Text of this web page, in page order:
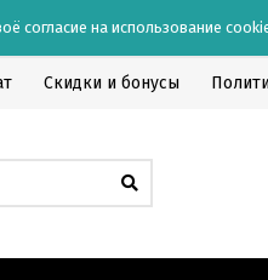
согласие на использование
Скидки и бонусы